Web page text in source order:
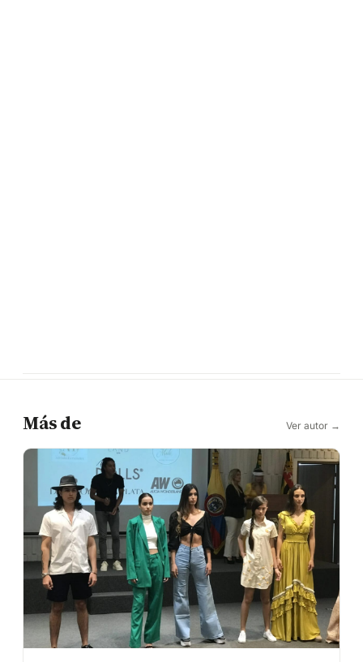
Más de Ver autor →